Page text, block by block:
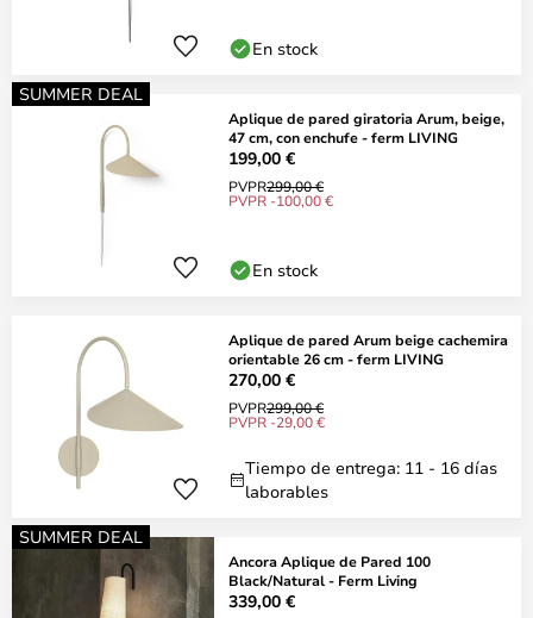
En stock
SUMMER DEAL
Aplique de pared giratoria Arum, beige,
47 cm, con enchufe - ferm LIVING
199,00 €
PVPR299,00 €
PVPR -100,00 €
En stock
Aplique de pared Arum beige cachemira
orientable 26 cm - ferm LIVING
270,00 €
PVPR299,00 €
PVPR -29,00 €
Tiempo de entrega: 11 - 16 días
laborables
SUMMER DEAL
Ancora Aplique de Pared 100
Black/Natural - Ferm Living
339,00 €